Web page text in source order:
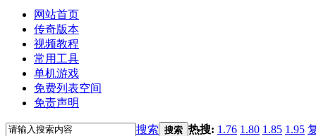
网站首页
传奇版本
视频教程
常用工具
单机游戏
免费列表空间
免责声明
搜索 搜索 热搜: 1.76 1.80 1.85 1.95